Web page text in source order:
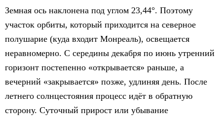
Земная ось наклонена под углом 23,44°. Поэтому
участок орбиты, который приходится на северное
полушарие (куда входит Монреаль), освещается
неравномерно. С середины декабря по июнь утренний
горизонт постепенно «открывается» раньше, а
вечерний «закрывается» позже, удлиняя день. После
летнего солнцестояния процесс идёт в обратную
сторону. Суточный прирост или убывание